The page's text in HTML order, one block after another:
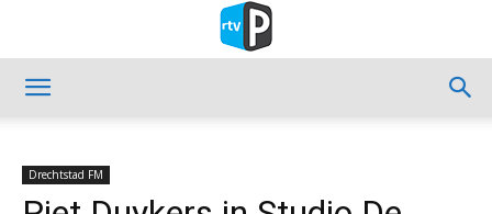
Drechtstad FM